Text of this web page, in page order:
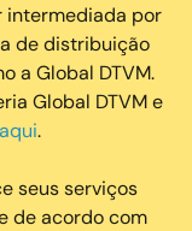
intermediada por
de distribuição
a Global DTVM.
Global DTVM e
aqui.
seus serviços
de acordo com